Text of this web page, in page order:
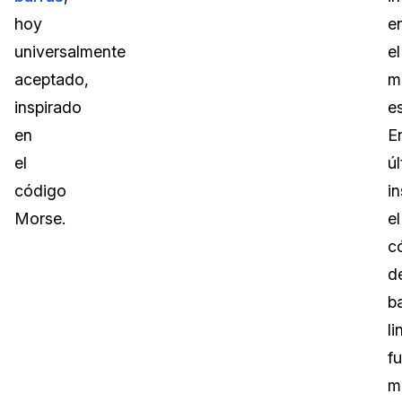
hoy
universalmente
aceptado,
inspirado
en
el
código
Morse.
el
el